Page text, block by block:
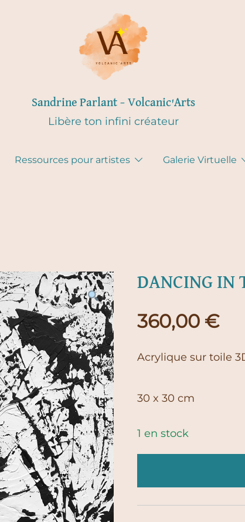
Sandrine Parlant – Volcanic'Arts
Libère ton infini créateur
Ressources pour artistes Galerie Virtuelle
DANCING IN
360,00 €
Acrylique sur toile
30 x 30 cm
1 en stock